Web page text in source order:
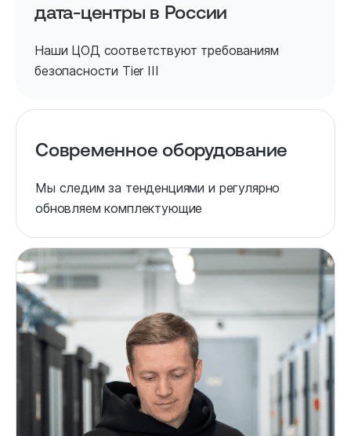
дата-центры в России
Наши ЦОД соответствуют требованиям
безопасности Tier III
Современное оборудование
Мы следим за тенденциями и регулярно
обновляем комплектующие